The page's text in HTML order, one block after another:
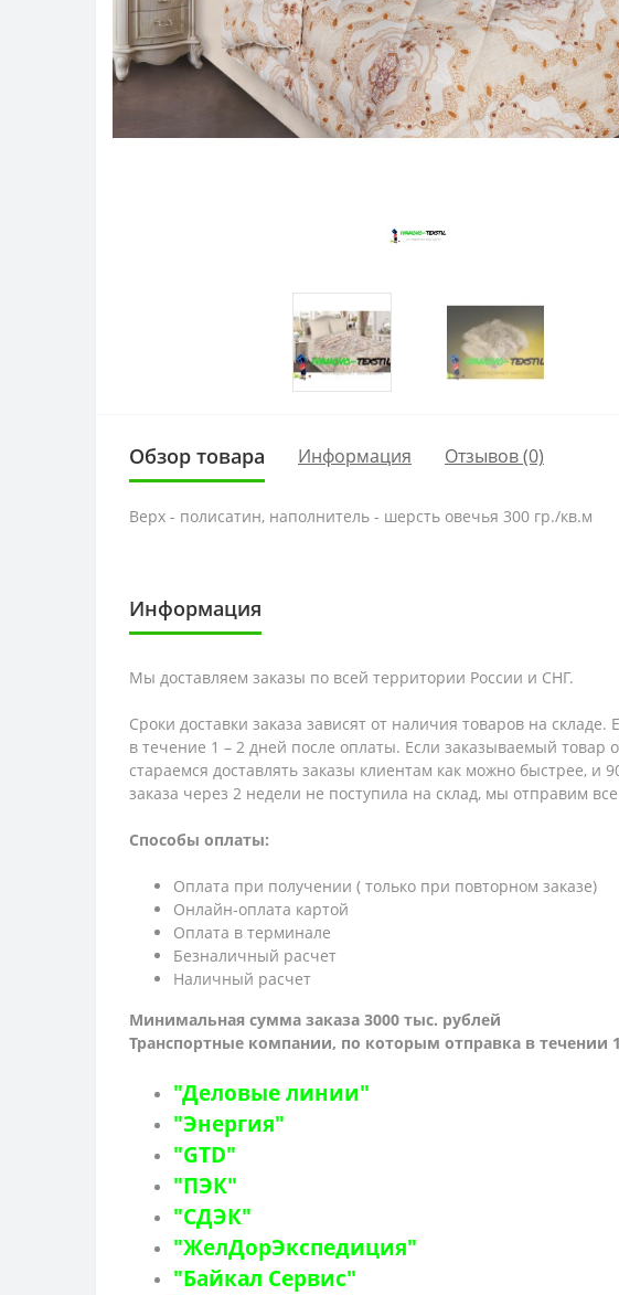
Обзор товара Информация Отзывов (0)
Верх - полисатин, наполнитель - шерсть овечья 300 гр./кв.м
Информация
Мы доставляем заказы по всей территории России и СНГ.
Сроки доставки заказа зависят от наличия товаров на
в течение 1 – 2 дней после оплаты. Если заказываемый товар
стараемся доставлять заказы клиентам как можно быстрее, и
заказа через 2 недели не поступила на склад, мы отправим
Способы оплаты:
Оплата при получении ( только при повторном заказе)
Онлайн-оплата картой
Оплата в терминале
Безналичный расчет
Наличный расчет
Минимальная сумма заказа 3000 тыс. рублей
Транспортные компании, по которым отправка в течении
"Деловые линии"
"Энергия"
"GTD"
"ПЭК"
"СДЭК"
"ЖелДорЭкспедиция"
"Байкал Сервис"